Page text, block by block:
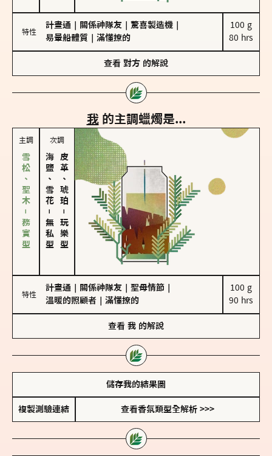
特性
計畫通 關係神隊友 驚喜製造機
易暈船體質
滿懂撩的
100 g
80 hrs
查看 對方 的解說
我 的主調蠟燭是...
主調
雪松、聖木－務實型
次調
海鹽、雪花
－
無私型
皮革、琥珀
－
玩樂型
特性
計畫通 關係神隊友 聖母情節
溫暖的照顧者
滿懂撩的
100 g
90 hrs
查看 我 的解說
儲存我的結果圖
複製測驗連結 查看香氛類型全解析 >>>